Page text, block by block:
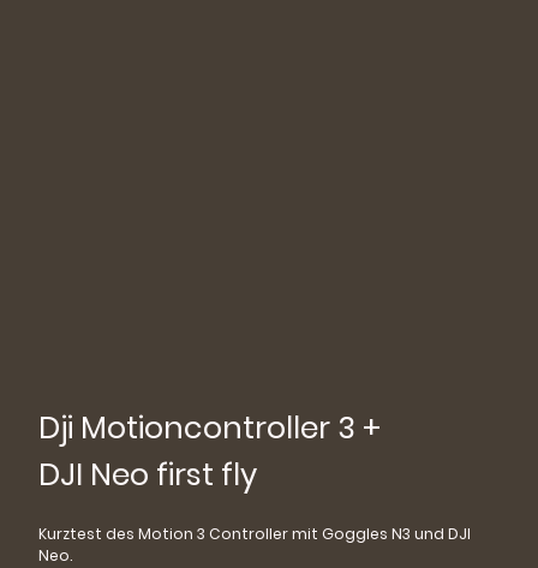
Dji Motioncontroller 3 +
DJI Neo first fly
Kurztest des Motion 3 Controller mit Goggles N3 und DJI
Neo.